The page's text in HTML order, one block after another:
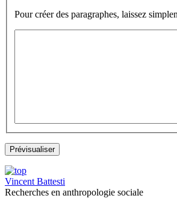
Pour créer des paragraphes, laissez
Vincent Battesti
Recherches en anthropologie sociale